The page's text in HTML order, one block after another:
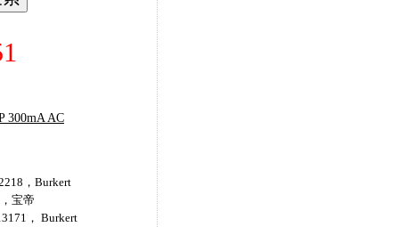
300mA AC
，Burkert
宝帝
， Burkert